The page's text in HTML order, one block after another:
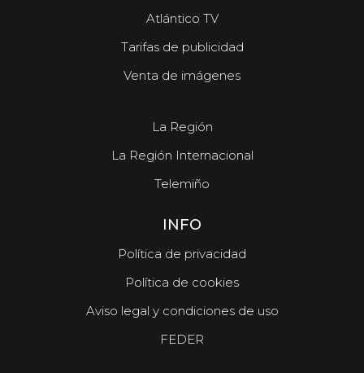
Atlántico TV
Tarifas de publicidad
Venta de imágenes
La Región
La Región Internacional
Telemiño
INFO
Política de privacidad
Política de cookies
Aviso legal y condiciones de uso
FEDER